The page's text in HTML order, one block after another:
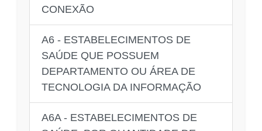
CONEXÃO
A6 - ESTABELECIMENTOS DE
SAÚDE QUE POSSUEM
DEPARTAMENTO OU ÁREA DE
TECNOLOGIA DA INFORMAÇÃO
A6A - ESTABELECIMENTOS DE